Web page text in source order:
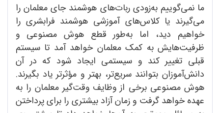
ما نمی‌گوییم به‌زودی ربات‌های هوشمند جای معلمان را
می‌گیرند یا کلاس‌های آموزشی هوشمند فرابشری را
خواهیم دید، اما به‌طور قطع هوش مصنوعی و
ظرفیت‌هایش به کمک معلمان خواهد آمد تا سیستم
قبلی تغییر کند و سیستمی ایجاد شود که در آن
دانش‌آموزان بتوانند سریع‌تر، بهتر و مؤثرتر یاد بگیرند.
هوش مصنوعی برخی از وظایف وقت‌گیر معلمان را به
عهده خواهد گرفت و زمان آزاد بیشتری را برای پرداختن